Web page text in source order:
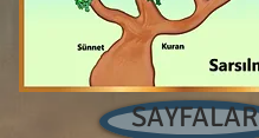
SAYFALAR